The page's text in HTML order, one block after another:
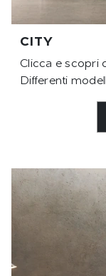
CITY
Clicca e scopri
Differenti